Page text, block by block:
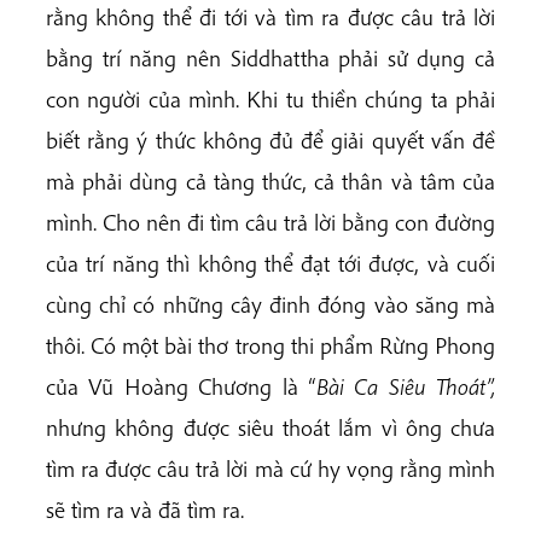
rằng không thể đi tới và tìm ra được câu trả lời
bằng trí năng nên Siddhattha phải sử dụng cả
con người của mình. Khi tu thiền chúng ta phải
biết rằng ý thức không đủ để giải quyết vấn đề
mà phải dùng cả tàng thức, cả thân và tâm của
mình. Cho nên đi tìm câu trả lời bằng con đường
của trí năng thì không thể đạt tới được, và cuối
cùng chỉ có những cây đinh đóng vào săng mà
thôi. Có một bài thơ trong thi phẩm Rừng Phong
của Vũ Hoàng Chương là “Bài Ca Siêu Thoát”,
nhưng không được siêu thoát lắm vì ông chưa
tìm ra được câu trả lời mà cứ hy vọng rằng mình
sẽ tìm ra và đã tìm ra.